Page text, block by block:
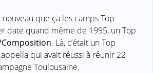
nouveau que ça les camps Top
date quand même de 1995, un Top
. Là, c’était un Top
qui avait réussi à réunir 22
Toulousaine.